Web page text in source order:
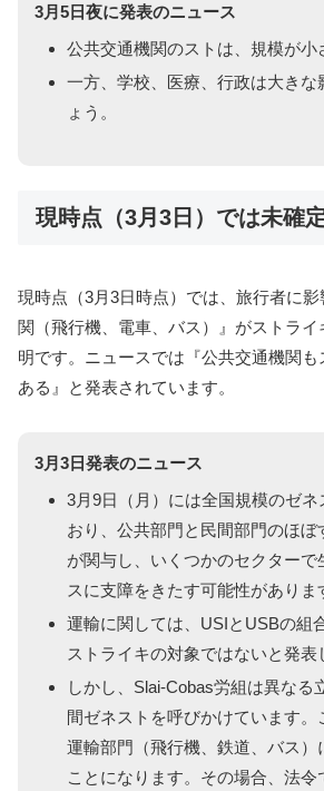
3月5日夜に発表のニュース
公共交通機関のストは、規模が小
一方、学校、医療、行政は大きな
ょう。
現時点（3月3日）では未確
現時点（3月3日時点）では、旅行者に
関（飛行機、電車、バス）』がストラ
明です。ニュースでは『公共交通機関
ある』と発表されています。
3月3日発表のニュース
3月9日（月）には全国規模のゼネ
おり、公共部門と民間部門のほぼ
が関与し、いくつかのセクターで
スに支障をきたす可能性がありま
運輸に関しては、USIとUSBの組
ストライキの対象ではないと発表
しかし、Slai-Cobas労組は異なる
間ゼネストを呼びかけています。
運輸部門（飛行機、鉄道、バス）
ことになります。その場合、法令